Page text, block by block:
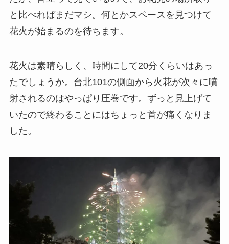
と比べればまだマシ。何とかスペースを見つけて
花火が始まるのを待ちます。
花火は素晴らしく、時間にして20分くらいはあっ
たでしょうか。台北101の側面から火花が次々に噴
射されるのはやっぱり圧巻です。ずっと見上げて
いたので終わることにはちょっと首が痛くなりま
した。